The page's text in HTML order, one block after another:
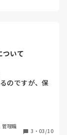
ついて
のですが、保
かなか大変…
ていますか？
理職
3 ・ 03/10